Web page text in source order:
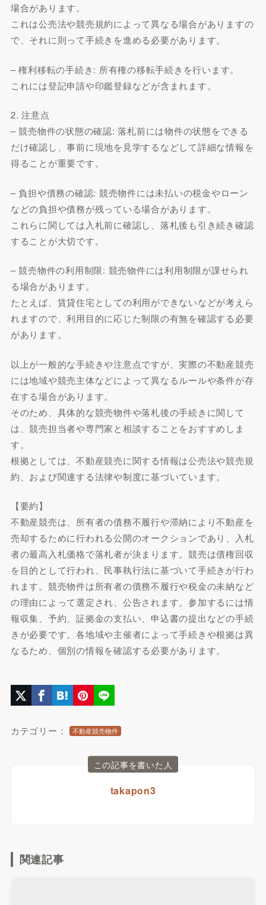
場合があります。
これは公売法や競売規約によって異なる場合がありますの
で、それに則って手続きを進める必要があります。
– 権利移転の手続き: 所有権の移転手続きを行います。
これには登記申請や印鑑登録などが含まれます。
2. 注意点
– 競売物件の状態の確認: 落札前には物件の状態をできる
だけ確認し、事前に現地を見学するなどして詳細な情報を
得ることが重要です。
– 負担や債務の確認: 競売物件には未払いの税金やローン
などの負担や債務が残っている場合があります。
これらに関しては入札前に確認し、落札後も引き続き確認
することが大切です。
– 競売物件の利用制限: 競売物件には利用制限が課せられ
る場合があります。
たとえば、賃貸住宅としての利用ができないなどが考えら
れますので、利用目的に応じた制限の有無を確認する必要
があります。
以上が一般的な手続きや注意点ですが、実際の不動産競売
には地域や競売主体などによって異なるルールや条件が存
在する場合があります。
そのため、具体的な競売物件や落札後の手続きに関して
は、競売担当者や専門家と相談することをおすすめしま
す。
根拠としては、不動産競売に関する情報は公売法や競売規
約、および関連する法律や制度に基づいています。
【要約】
不動産競売は、所有者の債務不履行や滞納により不動産を
売却するために行われる公開のオークションであり、入札
者の最高入札価格で落札者が決まります。競売は債権回収
を目的として行われ、民事執行法に基づいて手続きが行わ
れます。競売物件は所有者の債務不履行や税金の未納など
の理由によって選定され、公告されます。参加するには情
報収集、予約、証拠金の支払い、申込書の提出などの手続
きが必要です。各地域や主催者によって手続きや根拠は異
なるため、個別の情報を確認する必要があります。
カテゴリー： 不動産競売物件
この記事を書いた人
takapon3
関連記事